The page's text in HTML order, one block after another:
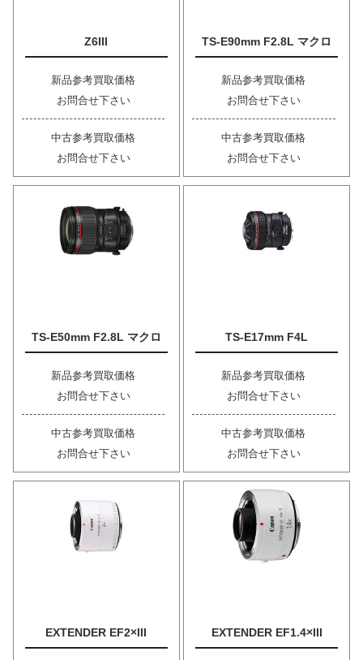
Z6III
新品参考買取価格
お問合せ下さい
中古参考買取価格
お問合せ下さい
TS-E90mm F2.8L マクロ
新品参考買取価格
お問合せ下さい
中古参考買取価格
お問合せ下さい
TS-E50mm F2.8L マクロ
新品参考買取価格
お問合せ下さい
中古参考買取価格
お問合せ下さい
TS-E17mm F4L
新品参考買取価格
お問合せ下さい
中古参考買取価格
お問合せ下さい
EXTENDER EF2×III EXTENDER EF1.4×III